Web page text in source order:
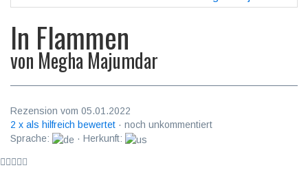
In Flammen
von Megha Majumdar
Rezension vom 05.01.2022
2 x als hilfreich bewertet · noch unkommentiert
Sprache:
· Herkunft: